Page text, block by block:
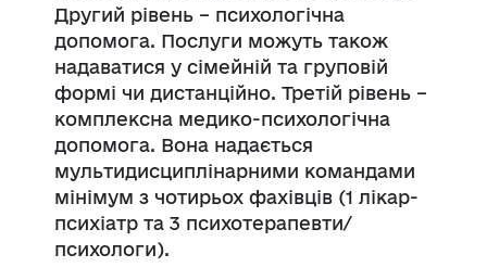
Другий рівень – психологічна
допомога. Послуги можуть також
надаватися у сімейній та груповій
формі чи дистанційно. Третій рівень –
комплексна медико-психологічна
допомога. Вона надається
мультидисциплінарними командами
мінімум з чотирьох фахівців (1 лікар-
психіатр та 3 психотерапевти/
психологи).